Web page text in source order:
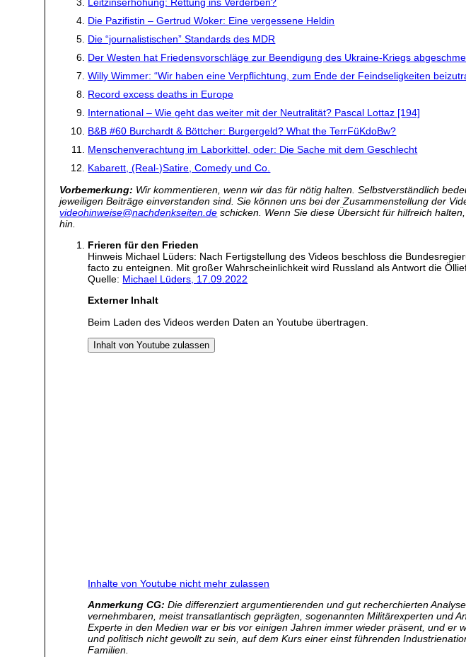
Die Pazifistin – Gertrud Woker: Eine vergessene Heldin
Die “journalistischen” Standards des MDR
Der Westen hat Friedensvorschläge zur Beendigung des Ukraine-Kriegs
Willy Wimmer: “Wir haben eine Verpflichtung, zum Ende der Feindseligkeiten
Record excess deaths in Europe
International – Wie geht das weiter mit der Neutralität? Pascal Lottaz [194]
B&B #60 Burchardt & Böttcher: Burgergeld? What the TerrFüKdoBw?
Menschenverachtung im Laborkittel, oder: Die Sache mit dem Geschlecht
Kabarett, (Real-)Satire, Comedy und Co.
Vorbemerkung: Wir kommentieren, wenn wir das für nötig halten. Selbstverständlich
jeweiligen Beiträge einverstanden sind. Sie können uns bei der Zusammenstellung der
videohinweise@nachdenkseiten.de schicken. Wenn Sie diese Übersicht für hilfreich
hin.
Frieren für den Frieden
Hinweis Michael Lüders: Nach Fertigstellung des Videos beschloss die
facto zu enteignen. Mit großer Wahrscheinlichkeit wird Russland als Antwort die
Quelle: Michael Lüders, 17.09.2022
Externer Inhalt
Beim Laden des Videos werden Daten an Youtube übertragen.
Inhalt von Youtube zulassen
Inhalte von Youtube nicht mehr zulassen
Anmerkung CG: Die differenziert argumentierenden und gut recherchierten
vernehmbaren, meist transatlantisch geprägten, sogenannten Militärexperten und
Experte in den Medien war er bis vor einigen Jahren immer wieder präsent, und
und politisch nicht gewollt zu sein, auf dem Kurs einer einst führenden
Familien.